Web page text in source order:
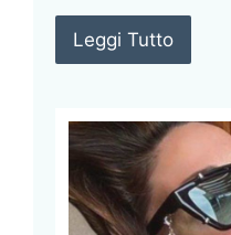
Leggi Tutto